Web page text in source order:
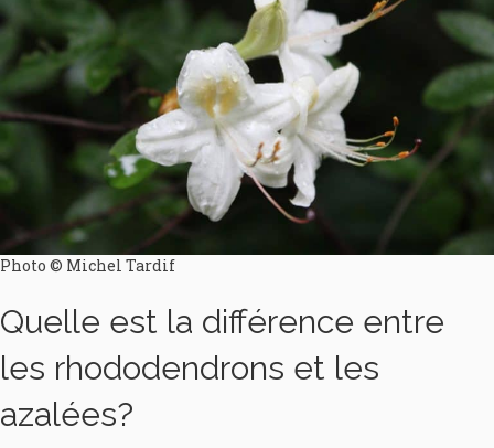
Photo © Michel Tardif
Quelle est la différence entre
les rhododendrons et les
azalées?